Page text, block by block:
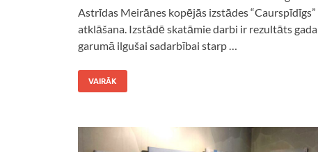
Astrīdas Meirānes kopējās izstādes “Caurspīdīgs”
atklāšana. Izstādē skatāmie darbi ir rezultāts gada
garumā ilgušai sadarbībai starp …
VAIRĀK